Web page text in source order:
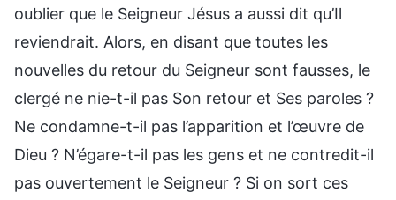
oublier que le Seigneur Jésus a aussi dit qu’Il
reviendrait. Alors, en disant que toutes les
nouvelles du retour du Seigneur sont fausses, le
clergé ne nie-t-il pas Son retour et Ses paroles ?
Ne condamne-t-il pas l’apparition et l’œuvre de
Dieu ? N’égare-t-il pas les gens et ne contredit-il
pas ouvertement le Seigneur ? Si on sort ces